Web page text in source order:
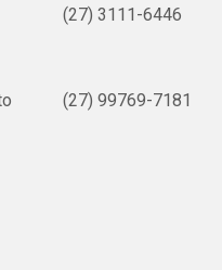
(27) 3111-6446
(27) 99769-7181